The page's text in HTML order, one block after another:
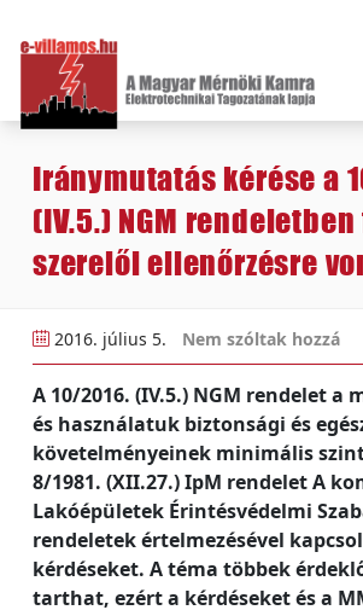
Iránymutatás kérése a
(IV.5.) NGM
szerelői ellenőrzésre
2016. július 5. Nem szóltak hozzá
A 10/2016. (IV.5.) NGM rendelet a
és használatuk biztonsági és
követelményeinek minimális
8/1981. (XII.27.) IpM rendelet A
Lakóépületek Érintésvédelmi
rendeletek értelmezésével
kérdéseket. A téma többek
tarthat, ezért a kérdéseket és a